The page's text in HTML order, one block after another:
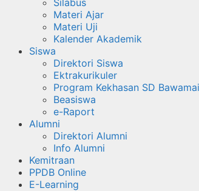
Silabus
Materi Ajar
Materi Uji
Kalender Akademik
Siswa
Direktori Siswa
Ektrakurikuler
Program Kekhasan SD Bawamai
Beasiswa
e-Raport
Alumni
Direktori Alumni
Info Alumni
Kemitraan
PPDB Online
E-Learning